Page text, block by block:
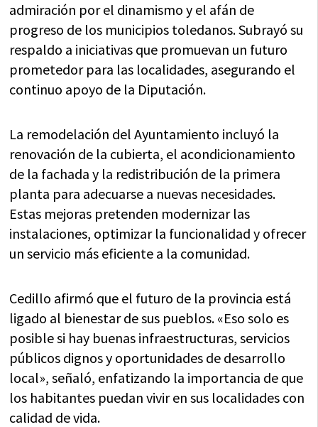
admiración por el dinamismo y el afán de
progreso de los municipios toledanos. Subrayó su
respaldo a iniciativas que promuevan un futuro
prometedor para las localidades, asegurando el
continuo apoyo de la Diputación.
La remodelación del Ayuntamiento incluyó la
renovación de la cubierta, el acondicionamiento
de la fachada y la redistribución de la primera
planta para adecuarse a nuevas necesidades.
Estas mejoras pretenden modernizar las
instalaciones, optimizar la funcionalidad y ofrecer
un servicio más eficiente a la comunidad.
Cedillo afirmó que el futuro de la provincia está
ligado al bienestar de sus pueblos. «Eso solo es
posible si hay buenas infraestructuras, servicios
públicos dignos y oportunidades de desarrollo
local», señaló, enfatizando la importancia de que
los habitantes puedan vivir en sus localidades con
calidad de vida.